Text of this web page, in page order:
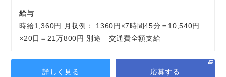
給与
時給1,360円 月収例： 1360円×7時間45分＝10,540円
×20日＝21万800円 別途 交通費全額支給
詳しく見る 応募する